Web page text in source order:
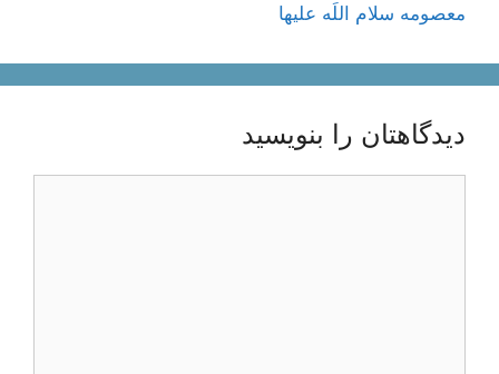
معصومه سلام اللَه عليها
دیدگاهتان را بنویسید